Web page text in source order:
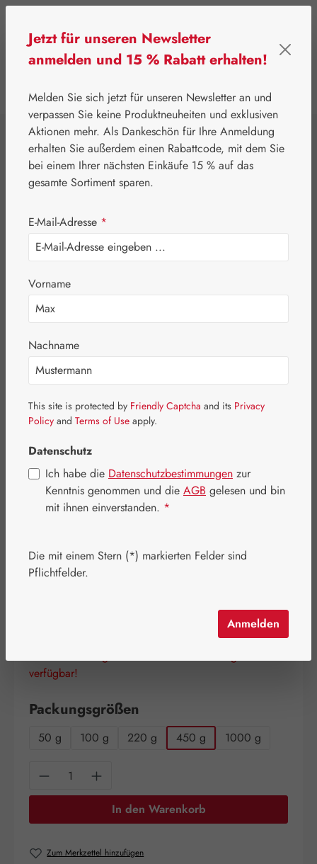
Pater Severin Naturprodukte Schönheit & Pflege
Salicylvaseline
30% Salbe
Bildergalerie überspringen
Regulärer Preis:
100,10 €
verfügbar!
Packungsgrößen
50 g 100 g 220 g 450 g 1000 g
Produkt Anzahl: Gib den gewünschten
In den Warenkorb
Zum Merkzettel hinzufügen
Jetzt für unseren Newsletter
anmelden und 15 % Rabatt erhalten!
Melden Sie sich jetzt für unseren Newsletter an und
verpassen Sie keine Produktneuheiten und exklusiven
Aktionen mehr. Als Dankeschön für Ihre Anmeldung
erhalten Sie außerdem einen Rabattcode, mit dem Sie
bei einem Ihrer nächsten Einkäufe 15 % auf das
gesamte Sortiment sparen.
E-Mail-Adresse *
Vorname
Nachname
This site is protected by Friendly Captcha and its Privacy
Policy and Terms of Use apply.
Datenschutz
Ich habe die Datenschutzbestimmungen zur
Kenntnis genommen und die AGB gelesen und bin
mit ihnen einverstanden. *
Die mit einem Stern (*) markierten Felder sind
Pflichtfelder.
Anmelden